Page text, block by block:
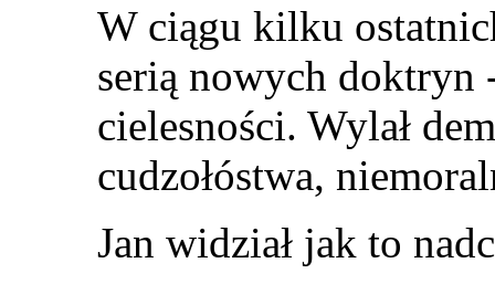
W ciągu kilku
serią nowych doktryn
cielesności. Wylał
cudzołóstwa,
Jan widział jak to